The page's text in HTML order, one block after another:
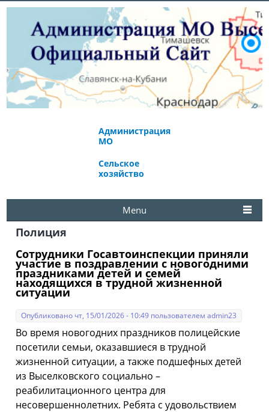
Администрация
МО
Сельское
хозяйство
Menu
Полиция
Сотрудники Госавтоинспекции приняли
участие в поздравлении с новогодними
праздниками детей и семей
находящихся в трудной жизненной
ситуации
Опубликовано чт, 15/01/2026 - 10:49 пользователемadmin23
Во время новогодних праздников полицейские
посетили семьи, оказавшиеся в трудной
жизненной ситуации, а также подшефных детей
из Выселковского социально –
реабилитационного центра для
несовершеннолетних. Ребята с удовольствием